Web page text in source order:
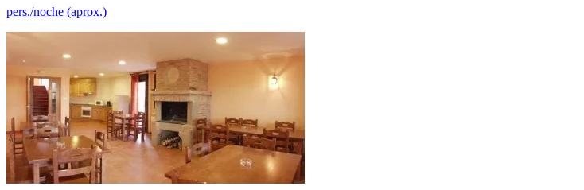
pers./noche (aprox.)